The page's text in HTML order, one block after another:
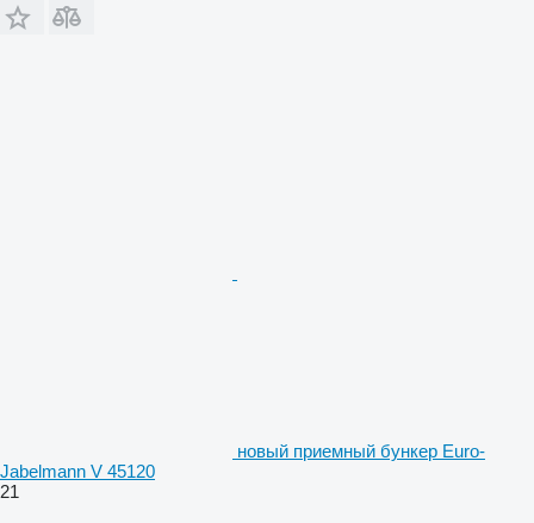
новый приемный бункер Euro-
Jabelmann V 45120
21